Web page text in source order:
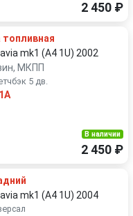
2 450 ₽
mk1 (A4 1U) 2002
МКПП
5 дв.
В наличии
2 450 ₽
mk1 (A4 1U) 2004